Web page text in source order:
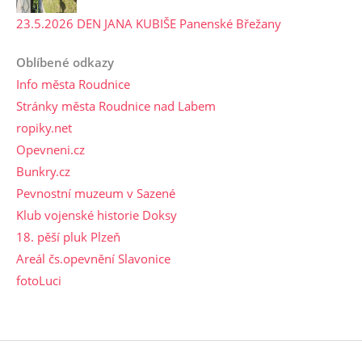
23.5.2026 DEN JANA KUBIŠE Panenské Břežany
Oblíbené odkazy
Info města Roudnice
Stránky města Roudnice nad Labem
ropiky.net
Opevneni.cz
Bunkry.cz
Pevnostní muzeum v Sazené
Klub vojenské historie Doksy
18. pěší pluk Plzeň
Areál čs.opevnění Slavonice
fotoLuci